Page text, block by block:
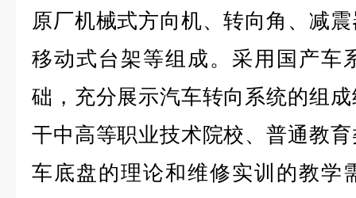
原厂机械式方向机、转向角、减
移动式台架等组成。采用国产车
础，充分展示汽车转向系统的组
干中高等职业技术院校、普通教
车底盘的理论和维修实训的教学